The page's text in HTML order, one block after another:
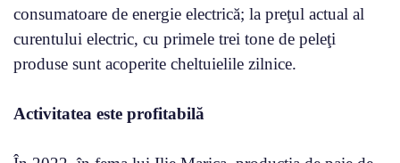
consumatoare de energie electrică; la preţul actual al
curentului electric, cu primele trei tone de peleţi
produse sunt acoperite cheltuielile zilnice.
Activitatea este profitabilă